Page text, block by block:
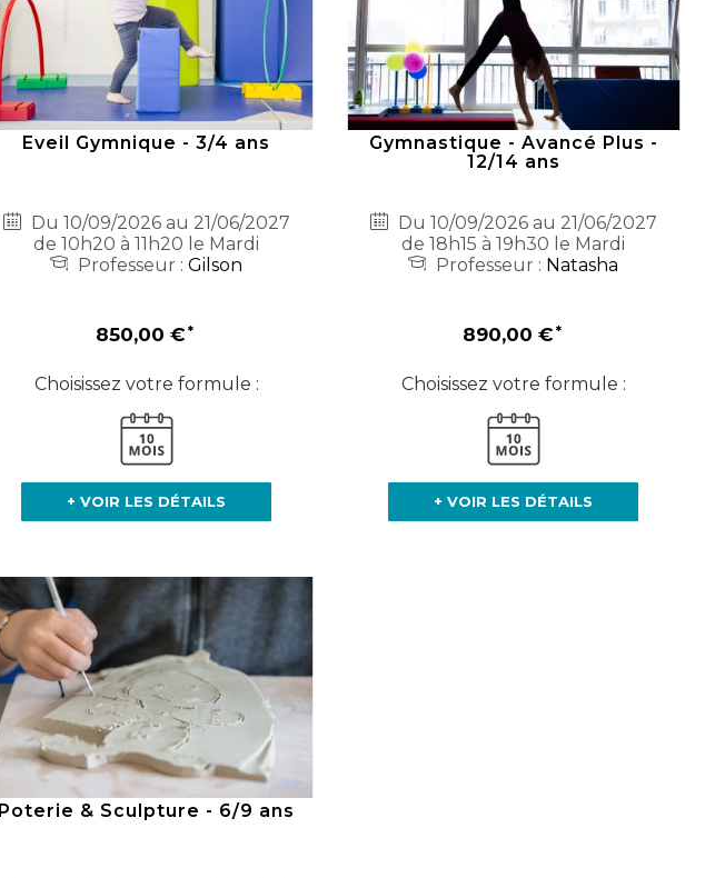
Eveil Gymnique - 3/4 ans
Du 10/09/2026 au 21/06/2027
de 10h20 à 11h20 le Mardi
Professeur :Gilson
850,00 €
Choisissez votre formule :
+ VOIR LES DÉTAILS
Gymnastique - Avancé Plus -
12/14 ans
Du 10/09/2026 au 21/06/2027
de 18h15 à 19h30 le Mardi
Professeur : Natasha
890,00 €
Choisissez votre formule :
+ VOIR LES DÉTAILS
Poterie & Sculpture - 6/9 ans